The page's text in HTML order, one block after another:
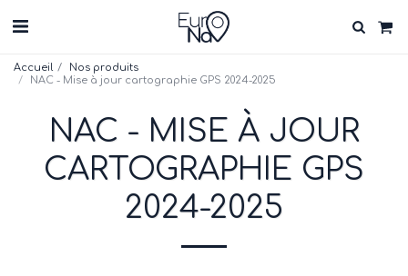
Accueil
Nos produits
NAC - Mise à jour cartographie GPS 2024-2025
NAC - MISE À JOUR
CARTOGRAPHIE GPS
2024-2025